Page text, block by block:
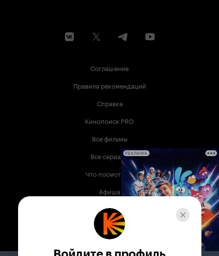
Соглашение
Правила рекомендаций
Справка
Кинопоиск PRO
Все фильмы
Все сериалы
Что посмотреть
Афиша
Музыка
Телепрограмма
РЕКЛАМА